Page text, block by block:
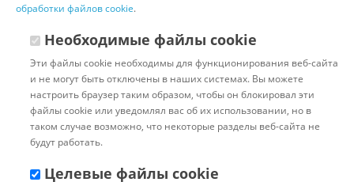
Код: 5289686 В наличии
Фен-стайлер SenCiciMen X9
Pro (евровилка, серый)
10.00 ƃ
обработки файлов cookie.
Необходимые файлы cookie
Эти файлы cookie необходимы для функционирования веб-сайта
и не могут быть отключены в наших системах. Вы можете
настроить браузер таким образом, чтобы он блокировал эти
файлы cookie или уведомлял вас об их использовании, но в
таком случае возможно, что некоторые разделы веб-сайта не
будут работать.
Целевые файлы cookie